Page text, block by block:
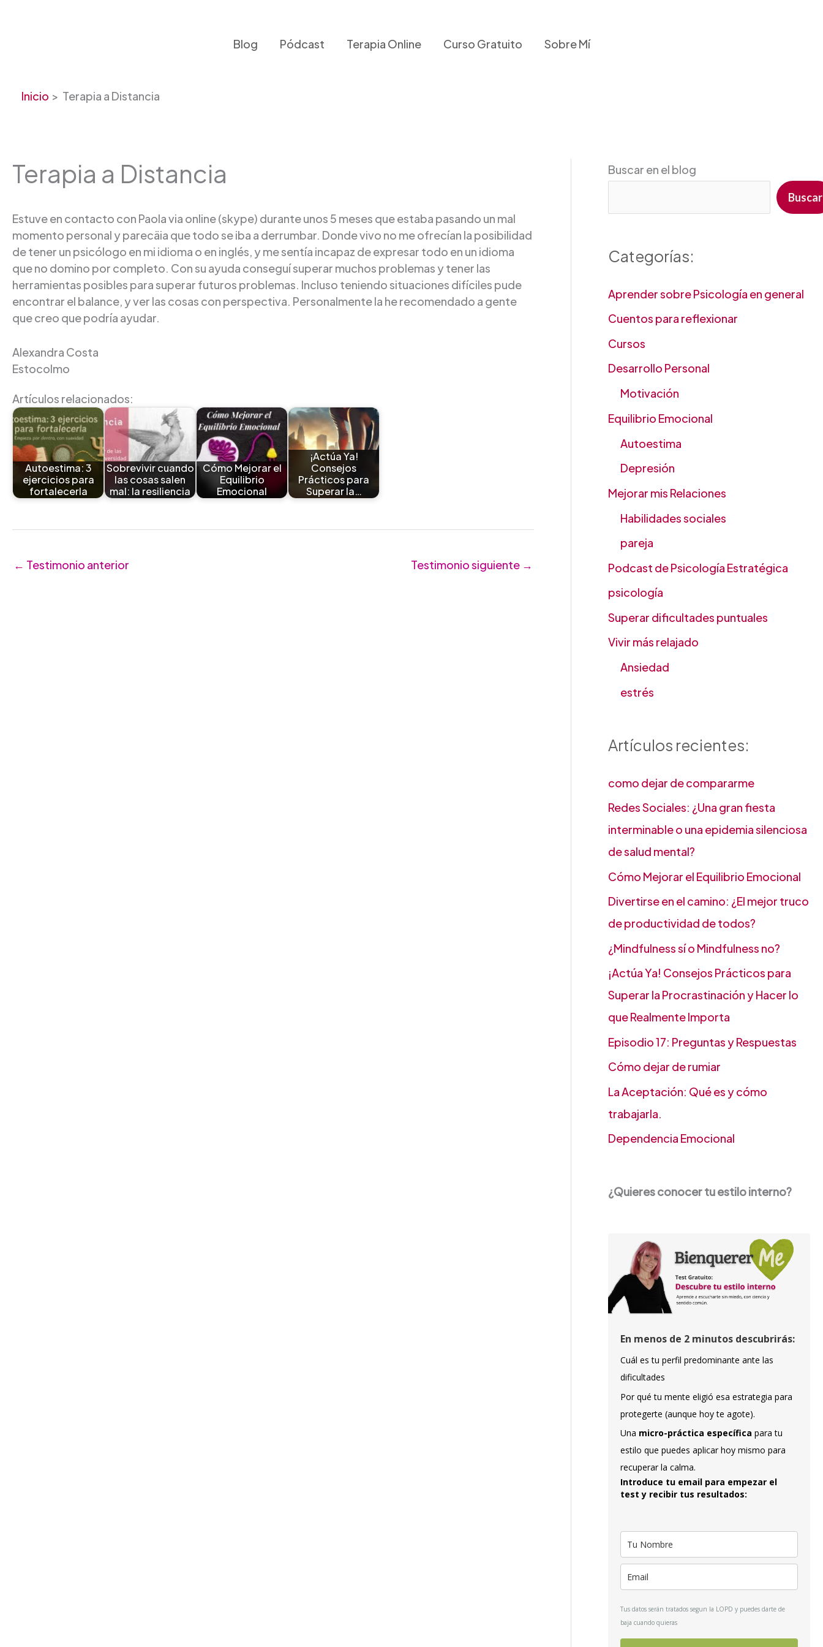
Blog Pódcast Terapia Online Curso Gratuito Sobre Mí
Inicio Terapia a Distancia
Terapia a Distancia
Estuve en contacto con Paola via online (skype) durante unos 5 meses que estaba pasando un mal
momento personal y parecäia que todo se iba a derrumbar. Donde vivo no me ofrecían la posibilidad
de tener un psicólogo en mi idioma o en inglés, y me sentía incapaz de expresar todo en un idioma
que no domino por completo. Con su ayuda conseguí superar muchos problemas y tener las
herramientas posibles para superar futuros problemas. Incluso teniendo situaciones difíciles pude
encontrar el balance, y ver las cosas con perspectiva. Personalmente la he recomendado a gente
que creo que podría ayudar.
Alexandra Costa
Estocolmo
Artículos relacionados:
Autoestima: 3
ejercicios para
fortalecerla
Sobrevivir cuando
las cosas salen
mal: la resiliencia
Cómo Mejorar el
Equilibrio
Emocional
¡Actúa Ya!
Consejos
Prácticos para
Superar la…
← Testimonio anterior Testimonio siguiente →
Buscar en el blog
Buscar
Categorías:
Aprender sobre Psicología en general
Cuentos para reflexionar
Cursos
Desarrollo Personal
Motivación
Equilibrio Emocional
Autoestima
Depresión
Mejorar mis Relaciones
Habilidades sociales
pareja
Podcast de Psicología Estratégica
psicología
Superar dificultades puntuales
Vivir más relajado
Ansiedad
estrés
Artículos recientes:
como dejar de compararme
Redes Sociales: ¿Una gran fiesta
interminable o una epidemia silenciosa
de salud mental?
Cómo Mejorar el Equilibrio Emocional
Divertirse en el camino: ¿El mejor truco
de productividad de todos?
¿Mindfulness sí o Mindfulness no?
¡Actúa Ya! Consejos Prácticos para
Superar la Procrastinación y Hacer lo
que Realmente Importa
Episodio 17: Preguntas y Respuestas
Cómo dejar de rumiar
La Aceptación: Qué es y cómo
trabajarla.
Dependencia Emocional
¿Quieres conocer tu estilo interno?
En menos de 2 minutos descubrirás:
Cuál es tu perfil predominante ante las
dificultades
Por qué tu mente eligió esa estrategia para
protegerte (aunque hoy te agote).
Una micro-práctica específica para tu
estilo que puedes aplicar hoy mismo para
recuperar la calma.
Introduce tu email para empezar el
test y recibir tus resultados:
Tus datos serán tratados segun la LOPD y puedes darte de
baja cuando quieras